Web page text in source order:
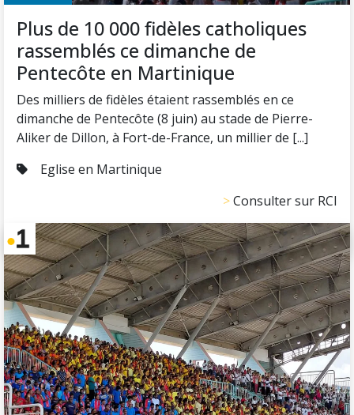
Plus de 10 000 fidèles catholiques
rassemblés ce dimanche de
Pentecôte en Martinique
Des milliers de fidèles étaient rassemblés en ce
dimanche de Pentecôte (8 juin) au stade de Pierre-
Aliker de Dillon, à Fort-de-France, un millier de [...]
Eglise en Martinique
Consulter sur RCI